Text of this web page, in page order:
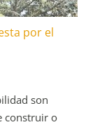
por el
son
construir o